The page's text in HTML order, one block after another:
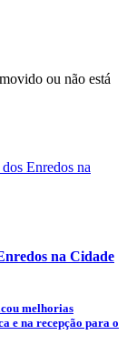
ou não está
na Cidade
melhorias
e na recepção para o